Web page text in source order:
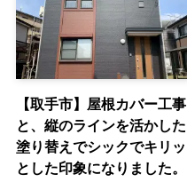
【取手市】屋根カバー工事
と、縦のラインを活かした
塗り替えでシックでキリッ
とした印象になりました。